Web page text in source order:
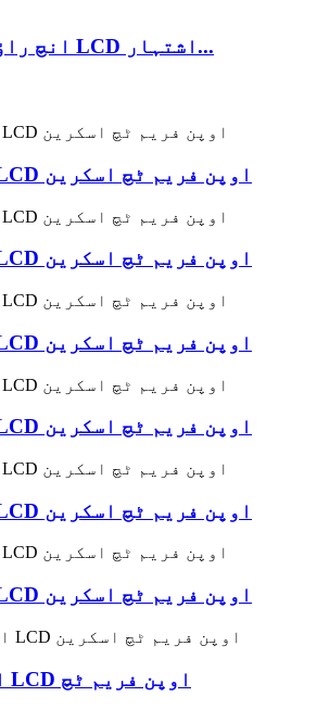
23.6 انچ راؤنڈ LCD اشتہار...
65 انچ LCD اوپن فریم ٹچ اسکرین
55 انچ LCD اوپن فریم ٹچ اسکرین
49 انچ LCD اوپن فریم ٹچ اسکرین
43 انچ LCD اوپن فریم ٹچ اسکرین
32 انچ LCD اوپن فریم ٹچ اسکرین
27 انچ LCD اوپن فریم ٹچ اسکرین